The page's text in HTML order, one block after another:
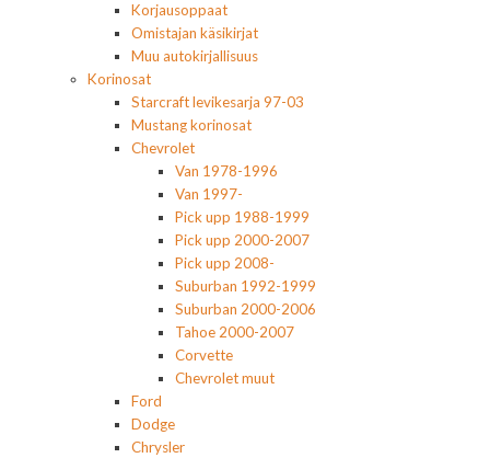
Korjausoppaat
Omistajan käsikirjat
Muu autokirjallisuus
Korinosat
Starcraft levikesarja 97-03
Mustang korinosat
Chevrolet
Van 1978-1996
Van 1997-
Pick upp 1988-1999
Pick upp 2000-2007
Pick upp 2008-
Suburban 1992-1999
Suburban 2000-2006
Tahoe 2000-2007
Corvette
Chevrolet muut
Ford
Dodge
Chrysler